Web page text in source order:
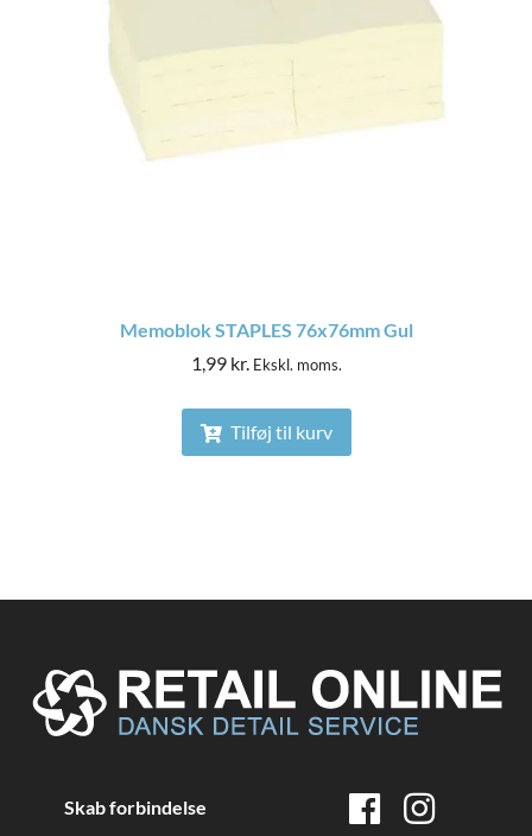
Memoblok STAPLES 76x76mm Gul
1,99 kr. Ekskl. moms.
Tilføj til kurv
Skab forbindelse